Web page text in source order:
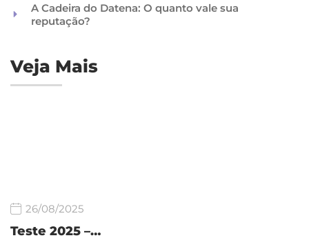
A Cadeira do Datena: O quanto vale sua
reputação?
Veja Mais
26/08/2025
Teste 2025 –…